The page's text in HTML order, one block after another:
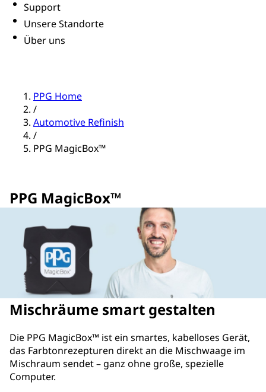
Support
Unsere Standorte
Über uns
PPG Home
/
Automotive Refinish
/
PPG MagicBox™
PPG MagicBox™
Mischräume smart gestalten
Die PPG MagicBox™ ist ein smartes, kabelloses Gerät,
das Farbtonrezepturen direkt an die Mischwaage im
Mischraum sendet – ganz ohne große, spezielle
Computer.